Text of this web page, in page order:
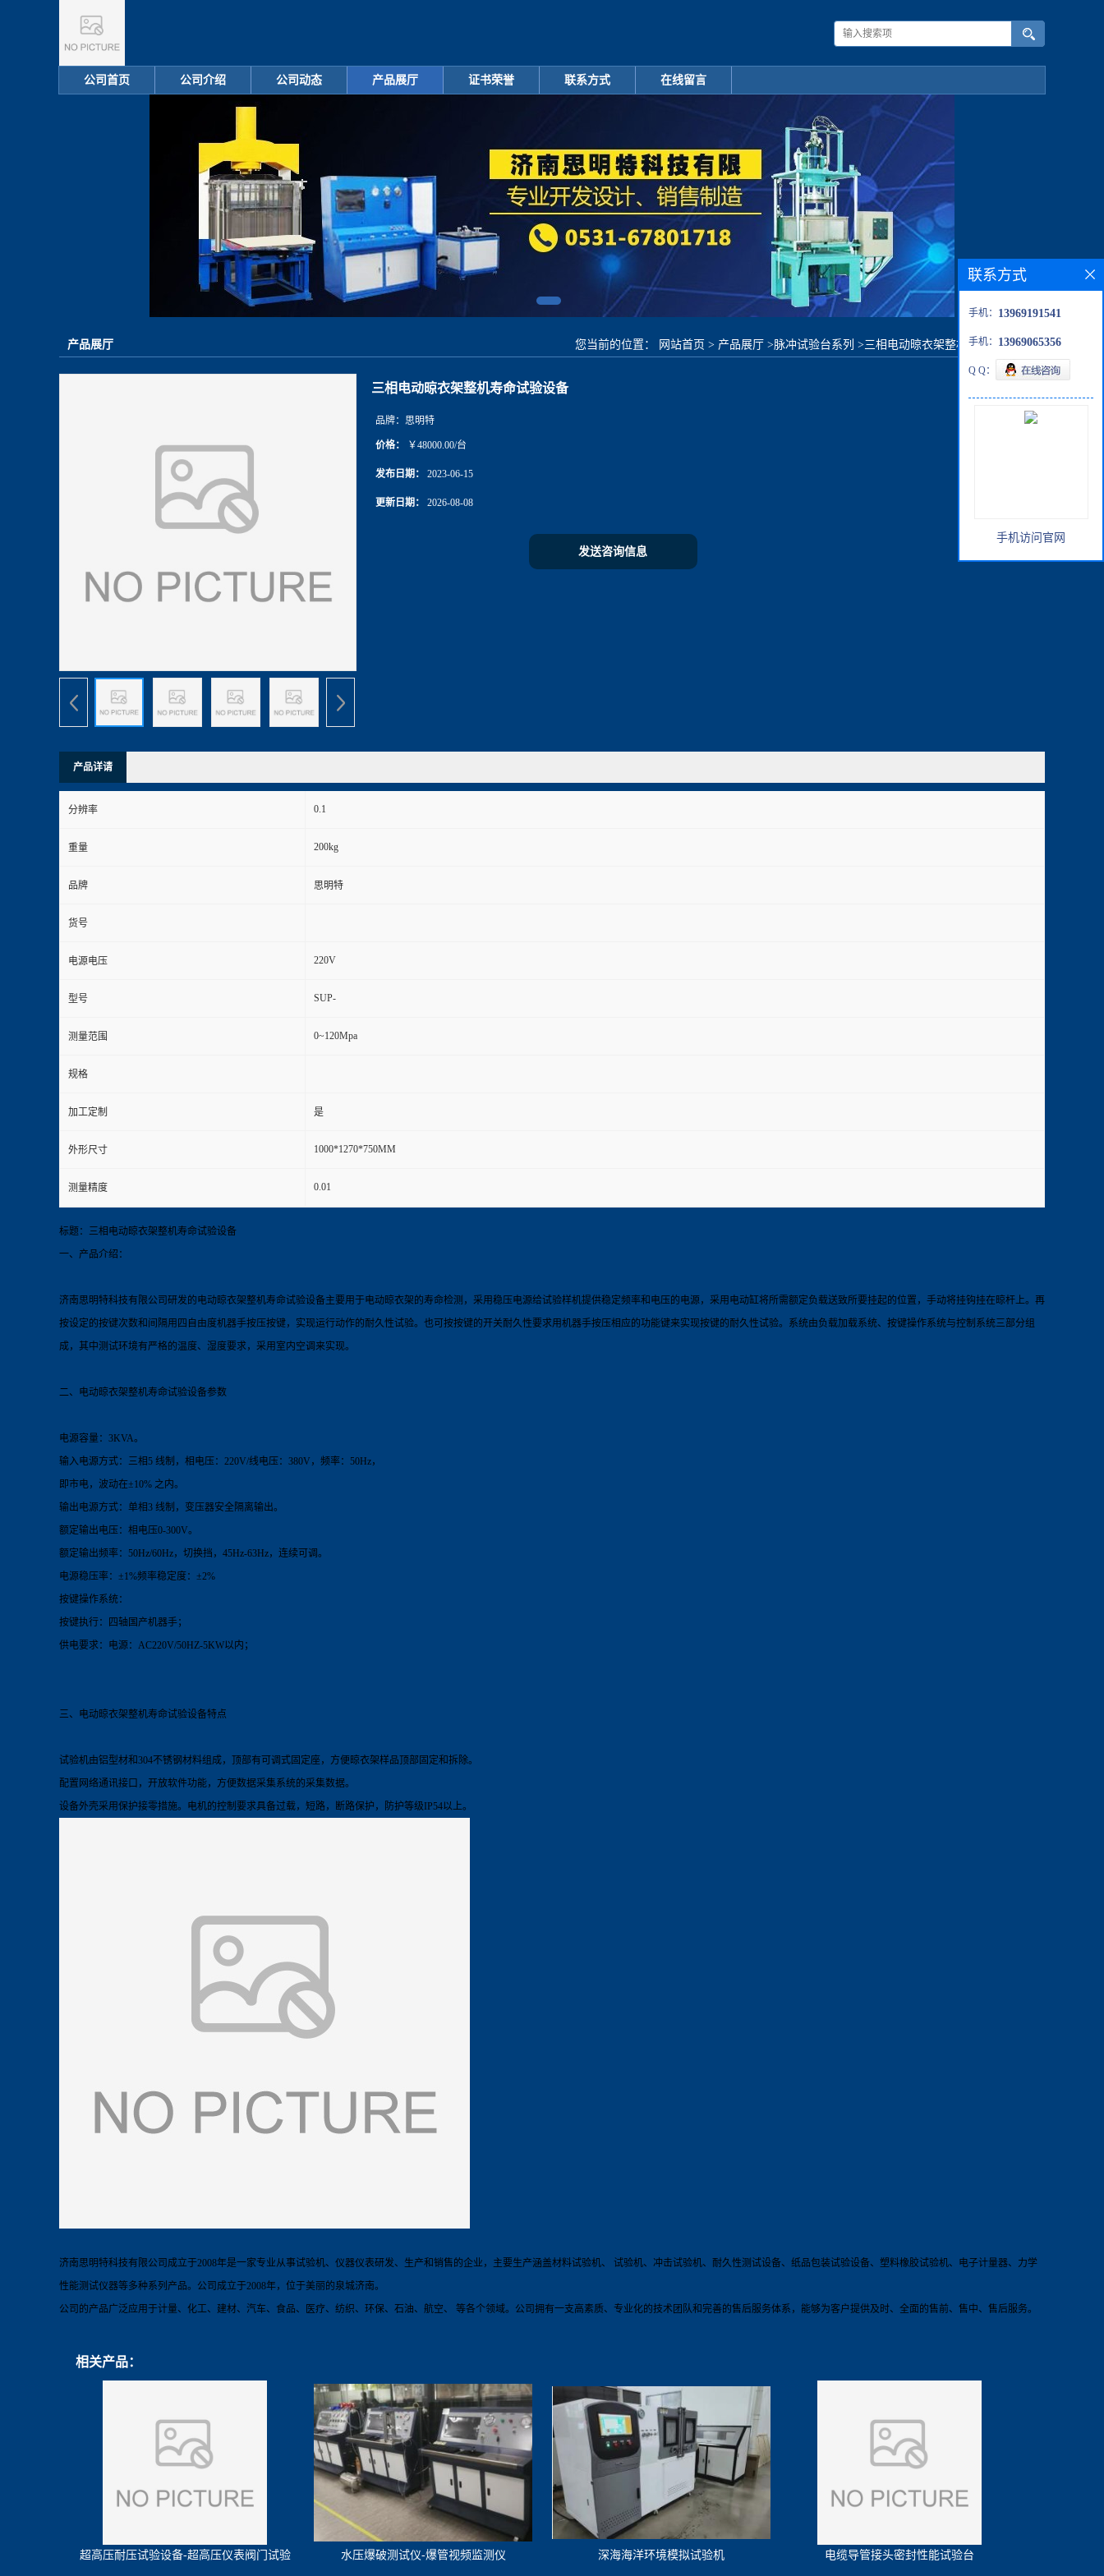
公司首页 公司介绍 公司动态 产品展厅 证书荣誉 联系方式 在线留言
产品展厅 您当前的位置： 网站首页 > 产品展厅 >脉冲试验台系列 >三相电动晾衣架整机寿命试验设备
三相电动晾衣架整机寿命试验设备
品牌： 思明特
价格： ￥48000.00/台
发布日期： 2023-06-15
更新日期： 2026-08-08
发送咨询信息
产品详请
分辨率 0.1
重量 200kg
品牌 思明特
货号
电源电压 220V
型号 SUP-
测量范围 0~120Mpa
规格
加工定制 是
外形尺寸 1000*1270*750MM
测量精度 0.01
标题：三相电动晾衣架整机寿命试验设备
一、产品介绍：
济南思明特科技有限公司研发的电动晾衣架整机寿命试验设备主要用于电动晾衣架的寿命检测，采用稳压电源给试验样机提供稳定频率和电压的电源，采用电动缸将所需额定负载送致所要挂起的位置，手动将挂钩挂在晾杆上。再
按设定的按键次数和间隔用四自由度机器手按压按键，实现运行动作的耐久性试验。也可按按键的开关耐久性要求用机器手按压相应的功能键来实现按键的耐久性试验。系统由负载加载系统、按键操作系统与控制系统三部分组
成，其中测试环境有严格的温度、湿度要求，采用室内空调来实现。
二、电动晾衣架整机寿命试验设备参数
电源容量：3KVA。
输入电源方式：三相5 线制，相电压：220V/线电压：380V，频率：50Hz，
即市电，波动在±10% 之内。
输出电源方式：单相3 线制，变压器安全隔离输出。
额定输出电压：相电压0-300V。
额定输出频率：50Hz/60Hz，切换挡，45Hz-63Hz，连续可调。
电源稳压率：±1%频率稳定度：±2%
按键操作系统：
按键执行：四轴国产机器手；
供电要求：电源：AC220V/50HZ-5KW以内；
三、电动晾衣架整机寿命试验设备特点
试验机由铝型材和304不锈钢材料组成，顶部有可调式固定座，方便晾衣架样品顶部固定和拆除。
配置网络通讯接口，开放软件功能，方便数据采集系统的采集数据。
设备外壳采用保护接零措施。电机的控制要求具备过载，短路，断路保护，防护等级IP54以上。
济南思明特科技有限公司 成立于2008年是一家专业从事试验机、仪器仪表研发、生产和销售的企业，主要生产涵盖材料试验机、 试验机、冲击试验机、耐久性测试设备、纸品包装试验设备、塑料橡胶试验机、电子计量器、力学
性能测试仪器等多种系列产品。公司成立于2008年，位于美丽的泉城济南。
公司的产品广泛应用于计量、化工、建材、汽车、食品、医疗、纺织、环保、石油、航空、 等各个领域。公司拥有一支高素质、专业化的技术团队和完善的售后服务体系，能够为客户提供及时、全面的售前、售中、售后服务。
相关产品：
超高压耐压试验设备-超高压仪表阀门试验
水压爆破测试仪-爆管视频监测仪 深海海洋环境模拟试验机 电缆导管接头密封性能试验台
联系方式
手机： 13969191541
手机： 13969065356
Q Q：
手机访问官网